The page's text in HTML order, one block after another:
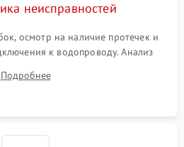
неисправностей
осмотр на наличие протечек и
к водопроводу. Анализ
слива, нагрева, вращения
срабатывание системы защиты
Подробнее